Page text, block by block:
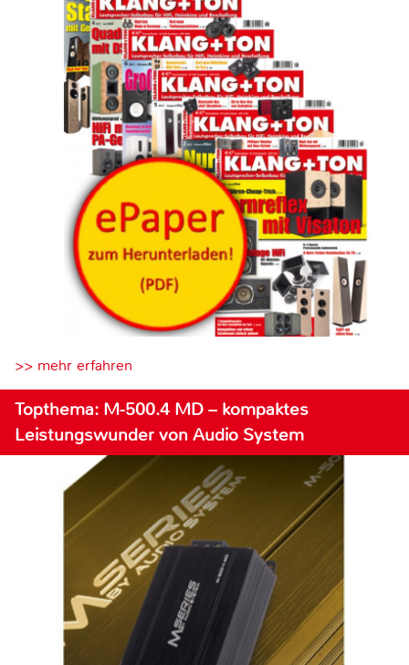
>> mehr erfahren
Topthema: M-500.4 MD – kompaktes
Leistungswunder von Audio System